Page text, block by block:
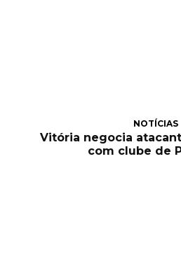
NOTÍCIAS
Vitória negocia
com clube de